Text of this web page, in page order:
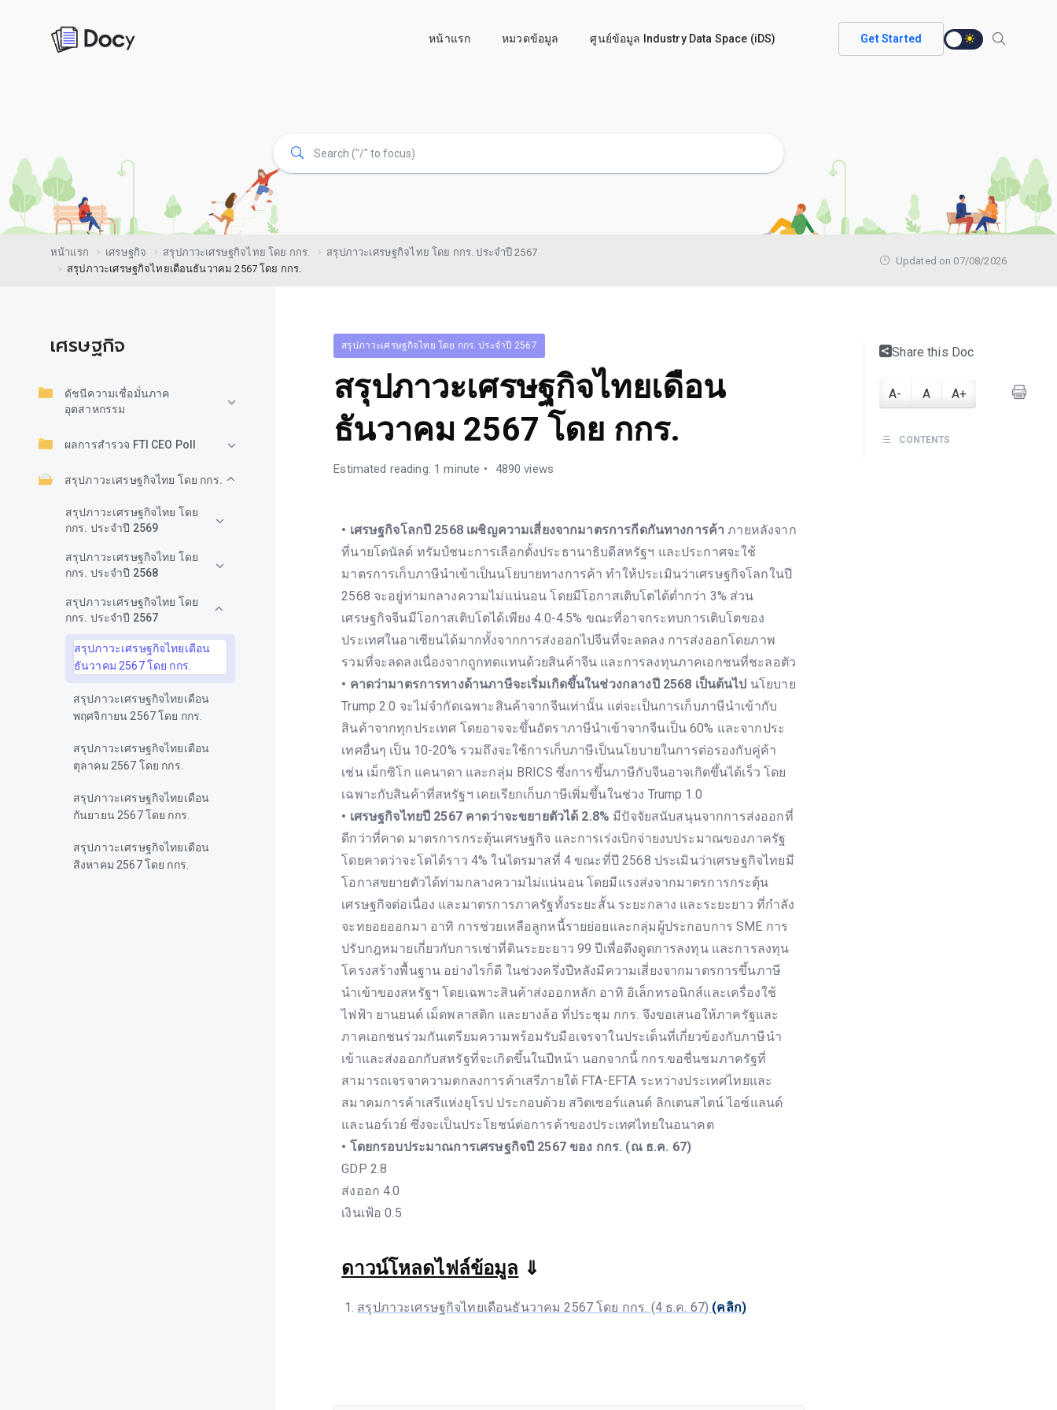
หน้าแรก หมวดข้อมูล ศูนย์ข้อมูล Industry Data Space (iDS) Get Started
หน้าแรก เศรษฐกิจ สรุปภาวะเศรษฐกิจไทย โดย กกร.
สรุปภาวะเศรษฐกิจไทย โดย กกร. ประจำปี 2567
สรุปภาวะเศรษฐกิจไทยเดือนธันวาคม 2567 โดย กกร.
Updated on 07/08/2026
เศรษฐกิจ
ดัชนีความเชื่อมั่นภาค
อุตสาหกรรม
ผลการสำรวจ FTI CEO Poll
สรุปภาวะเศรษฐกิจไทย โดย กกร.
สรุปภาวะเศรษฐกิจไทย โดย
กกร. ประจำปี 2569
สรุปภาวะเศรษฐกิจไทย โดย
กกร. ประจำปี 2568
สรุปภาวะเศรษฐกิจไทย โดย
กกร. ประจำปี 2567
สรุปภาวะเศรษฐกิจไทยเดือน
ธันวาคม 2567 โดย กกร.
สรุปภาวะเศรษฐกิจไทยเดือน
พฤศจิกายน 2567 โดย กกร.
สรุปภาวะเศรษฐกิจไทยเดือน
ตุลาคม 2567 โดย กกร.
สรุปภาวะเศรษฐกิจไทยเดือน
กันยายน 2567 โดย กกร.
สรุปภาวะเศรษฐกิจไทยเดือน
สิงหาคม 2567 โดย กกร.
สรุปภาวะเศรษฐกิจไทย โดย กกร. ประจำปี 2567
สรุปภาวะเศรษฐกิจไทยเดือน
ธันวาคม 2567 โดย กกร.
Estimated reading: 1 minute 4890 views
• เศรษฐกิจโลกปี 2568 เผชิญความเสี่ยงจากมาตรการกีดกันทางการค้า ภายหลังจาก
ที่นายโดนัลด์ ทรัมป์ชนะการเลือกตั้งประธานาธิบดีสหรัฐฯ และประกาศจะใช้
มาตรการเก็บภาษีนำเข้าเป็นนโยบายทางการค้า ทำให้ประเมินว่าเศรษฐกิจโลกในปี
2568 จะอยู่ท่ามกลางความไม่แน่นอน โดยมีโอกาสเติบโตได้ต่ำกว่า 3% ส่วน
เศรษฐกิจจีนมีโอกาสเติบโตได้เพียง 4.0-4.5% ขณะที่อาจกระทบการเติบโตของ
ประเทศในอาเซียนได้มากทั้งจากการส่งออกไปจีนที่จะลดลง การส่งออกโดยภาพ
รวมที่จะลดลงเนื่องจากถูกทดแทนด้วยสินค้าจีน และการลงทุนภาคเอกชนที่ชะลอตัว
• คาดว่ามาตรการทางด้านภาษีจะเริ่มเกิดขึ้นในช่วงกลางปี 2568 เป็นต้นไป นโยบาย
Trump 2.0 จะไม่จำกัดเฉพาะสินค้าจากจีนเท่านั้น แต่จะเป็นการเก็บภาษีนำเข้ากับ
สินค้าจากทุกประเทศ โดยอาจจะขึ้นอัตราภาษีนำเข้าจากจีนเป็น 60% และจากประ
เทศอื่นๆ เป็น 10-20% รวมถึงจะใช้การเก็บภาษีเป็นนโยบายในการต่อรองกับคู่ค้า
เช่น เม็กซิโก แคนาดา และกลุ่ม BRICS ซึ่งการขึ้นภาษีกับจีนอาจเกิดขึ้นได้เร็ว โดย
เฉพาะกับสินค้าที่สหรัฐฯ เคยเรียกเก็บภาษีเพิ่มขึ้นในช่วง Trump 1.0
• เศรษฐกิจไทยปี 2567 คาดว่าจะขยายตัวได้ 2.8% มีปัจจัยสนับสนุนจากการส่งออกที่
ดีกว่าที่คาด มาตรการกระตุ้นเศรษฐกิจ และการเร่งเบิกจ่ายงบประมาณของภาครัฐ
โดยคาดว่าจะโตได้ราว 4% ในไตรมาสที่ 4 ขณะที่ปี 2568 ประเมินว่าเศรษฐกิจไทยมี
โอกาสขยายตัวได้ท่ามกลางความไม่แน่นอน โดยมีแรงส่งจากมาตรการกระตุ้น
เศรษฐกิจต่อเนื่อง และมาตรการภาครัฐทั้งระยะสั้น ระยะกลาง และระยะยาว ที่กำลัง
จะทยอยออกมา อาทิ การช่วยเหลือลูกหนี้รายย่อยและกลุ่มผู้ประกอบการ SME การ
ปรับกฎหมายเกี่ยวกับการเช่าที่ดินระยะยาว 99 ปีเพื่อดึงดูดการลงทุน และการลงทุน
โครงสร้างพื้นฐาน อย่างไรก็ดี ในช่วงครึ่งปีหลังมีความเสี่ยงจากมาตรการขึ้นภาษี
นำเข้าของสหรัฐฯ โดยเฉพาะสินค้าส่งออกหลัก อาทิ อิเล็กทรอนิกส์และเครื่องใช้
ไฟฟ้า ยานยนต์ เม็ดพลาสติก และยางล้อ ที่ประชุม กกร. จึงขอเสนอให้ภาครัฐและ
ภาคเอกชนร่วมกันเตรียมความพร้อมรับมือเจรจาในประเด็นที่เกี่ยวข้องกับภาษีนำ
เข้าและส่งออกกับสหรัฐที่จะเกิดขึ้นในปีหน้า นอกจากนี้ กกร.ขอชื่นชมภาครัฐที่
สามารถเจรจาความตกลงการค้าเสรีภายใต้ FTA-EFTA ระหว่างประเทศไทยและ
สมาคมการค้าเสรีแห่งยุโรป ประกอบด้วย สวิตเซอร์แลนด์ ลิกเตนสไตน์ ไอซ์แลนด์
และนอร์เวย์ ซึ่งจะเป็นประโยชน์ต่อการค้าของประเทศไทยในอนาคต
• โดยกรอบประมาณการเศรษฐกิจปี 2567 ของ กกร. (ณ ธ.ค. 67)
GDP 2.8
ส่งออก 4.0
เงินเฟ้อ 0.5
ดาวน์โหลดไฟล์ข้อมูล ⇓
สรุปภาวะเศรษฐกิจไทยเดือนธันวาคม 2567 โดย กกร. (4 ธ.ค. 67) (คลิก)
Share this Doc
A- A A+
CONTENTS